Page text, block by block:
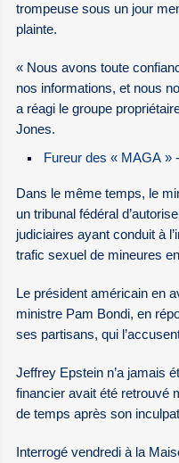
trompeuse sous un jour
plainte.
« Nous avons toute
nos informations, et nous
a réagi le groupe
Jones.
Fureur des « MAGA » -
Dans le même temps, le
un tribunal fédéral
judiciaires ayant conduit à
trafic sexuel de mineures
Le président américain en
ministre Pam Bondi, en
ses partisans, qui
Jeffrey Epstein n’a jamais
financier avait été retrouvé
de temps après son
Interrogé vendredi à la